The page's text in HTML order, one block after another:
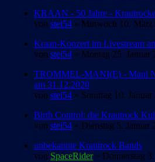
KRAAN - 50 Jahre -
von stei54 » Mittwoch 10. März
Kraan-Konzert im Livestream
von stei54 » Montag 25. Januar
TROMMEL-MANI(E) - Mani
am 31.12.2020
von stei54 » Sonntag 10.
Birth Control: die Krautrock
von stei54 » Dienstag 5. Januar
unbekannte Krautrock Bands
von SpaceRider» Donnerstag